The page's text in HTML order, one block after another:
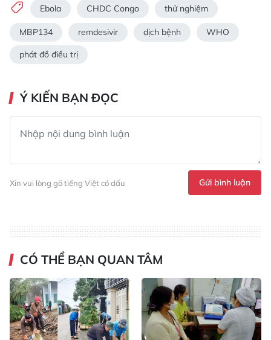
Ebola CHDC Congo thử nghiệm
MBP134 remdesivir dịch bệnh WHO
phát đồ điều trị
Ý KIẾN BẠN ĐỌC
Xin vui lòng gõ tiếng Việt có dấu Gửi bình luận
CÓ THỂ BẠN QUAN TÂM